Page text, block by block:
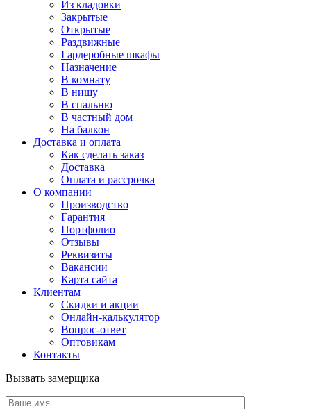
Из кладовки
Закрытые
Открытые
Раздвижные
Гардеробные шкафы
Назначение
В комнату
В нишу
В спальню
В частный дом
На балкон
Доставка и оплата
Как сделать заказ
Доставка
Оплата и рассрочка
О компании
Производство
Гарантия
Портфолио
Отзывы
Реквизиты
Вакансии
Карта сайта
Клиентам
Скидки и акции
Онлайн-калькулятор
Вопрос-ответ
Оптовикам
Контакты
Вызвать замерщика